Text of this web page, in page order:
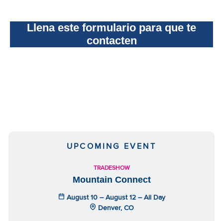
Llena este formulario para que te
contacten
UPCOMING EVENT
TRADESHOW
Mountain Connect
August 10 – August 12 – All Day
Denver, CO